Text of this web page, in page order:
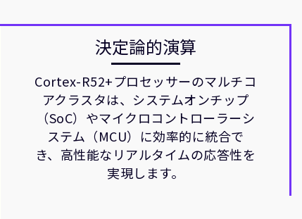
決定論的演算
Cortex-R52+プロセッサーのマルチコ
アクラスタは、システムオンチップ
（SoC）やマイクロコントローラーシ
ステム（MCU）に効率的に統合で
き、高性能なリアルタイムの応答性を
実現します。